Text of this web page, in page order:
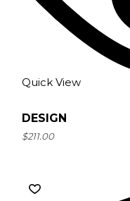
Quick View
DESIGN
$211.00